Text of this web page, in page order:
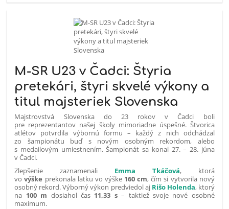
M-SR U23 v Čadci: Štyria
pretekári, štyri skvelé výkony a
titul majsteriek Slovenska
Majstrovstvá Slovenska do 23 rokov v Čadci boli
pre reprezentantov našej školy mimoriadne úspešné. Štvorica
atlétov potvrdila výbornú formu – každý z nich odchádzal
zo šampionátu buď s novým osobným rekordom, alebo
s medailovým umiestnením. Šampionát sa konal 27. – 28. júna
v Čadci.
Zlepšenie zaznamenali Emma Tkáčová, ktorá
vo výške prekonala latku vo výške 160 cm, čím si vytvorila nový
osobný rekord. Výborný výkon predviedol aj Rišo Holenda, ktorý
na 100 m dosiahol čas 11,33 s – taktiež svoje nové osobné
maximum.